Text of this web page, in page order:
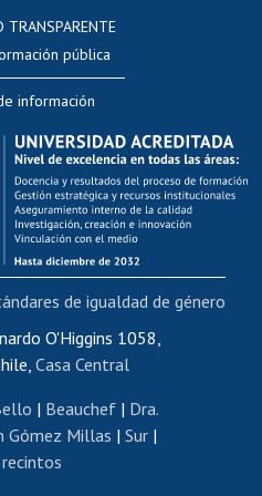
docente
académica
al AUCAI
os
de capacitación
del personal
interna
de renta
renta honorarios
blancas
os
TRANSPARENTE
pública
información
O'Higgins 1058,
Casa Central
| Beauchef| Dra.
Gómez Millas | Sur |
de igualdad de género